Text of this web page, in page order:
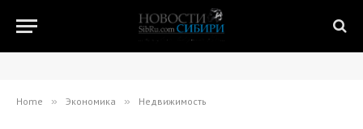
Home » Экономика » Недвижимость